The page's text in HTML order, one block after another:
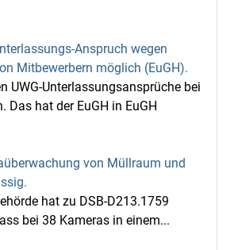
Anspruch wegen
Mitbewerbern möglich (EuGH).
UWG-Unterlassungsansprüche bei
Das hat der EuGH in EuGH
von Müllraum und
hat zu DSB-D213.1759
bei 38 Kameras in einem...